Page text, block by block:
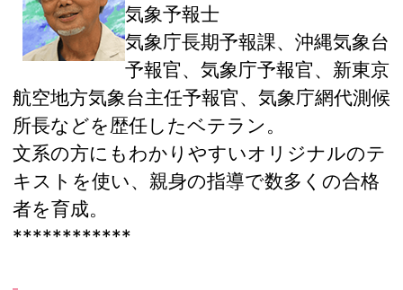
気象予報士
気象庁長期予報課、沖縄気象台
予報官、気象庁予報官、新東京
航空地方気象台主任予報官、気象庁網代測候
所長などを歴任したベテラン。
文系の方にもわかりやすいオリジナルのテ
キストを使い、親身の指導で数多くの合格
者を育成。
************